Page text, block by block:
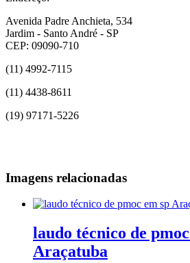
Avenida Padre Anchieta, 534
Jardim - Santo André - SP
CEP: 09090-710
(11) 4992-7115
(11) 4438-8611
(19) 97171-5226
Imagens relacionadas
laudo técnico de
Araçatuba